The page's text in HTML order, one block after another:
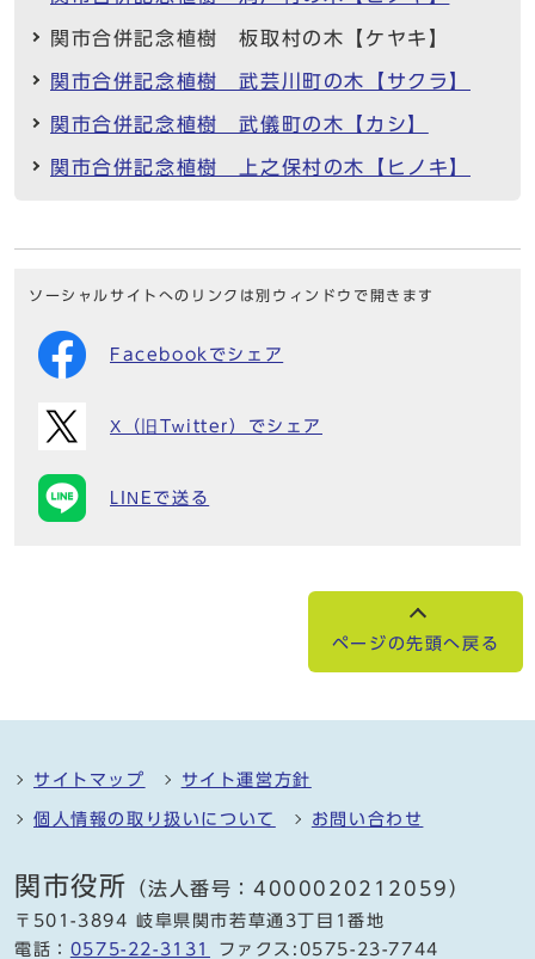
関市合併記念植樹 板取村の木【ケヤキ】
関市合併記念植樹 武芸川町の木【サクラ】
関市合併記念植樹 武儀町の木【カシ】
関市合併記念植樹 上之保村の木【ヒノキ】
ソーシャルサイトへのリンクは別ウィンドウで開きます
Facebookでシェア
X（旧Twitter）でシェア
LINEで送る
ページの先頭へ戻る
サイトマップ サイト運営方針
個人情報の取り扱いについて お問い合わせ
関市役所 （法人番号：4000020212059）
〒501-3894 岐阜県関市若草通3丁目1番地
電話： 0575-22-3131
ファクス:0575-23-7744